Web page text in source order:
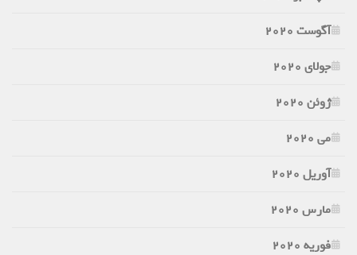
آگوست 2020
جولای 2020
ژوئن 2020
می 2020
آوریل 2020
مارس 2020
فوریه 2020